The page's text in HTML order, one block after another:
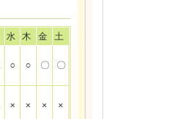
水 木 金 土
○ ○ 〇 〇
× × × ×